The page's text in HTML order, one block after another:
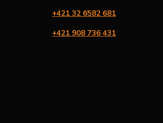
+421 32 6582 681
+421 908 736 431